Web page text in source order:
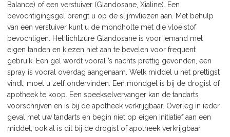
Balance) of een verstuiver (Glandosane, Xialine). Een
bevochtigingsgel brengt u op de slijmvliezen aan. Met behulp
van een verstuiver kunt u de mondholte met die vloeistof
bevochtigen. Het lichtzure Glandosane is voor iemand met
eigen tanden en kiezen niet aan te bevelen voor frequent
gebruik. Een gel wordt vooral ’s nachts prettig gevonden, een
spray is vooral overdag aangenaam. Welk middel u het prettigst
vindt, moet u zelf ondervinden. Een mondgel is bij de drogist of
apotheek te koop. Een speekselvervanger kan de tandarts
voorschrijven en is bij de apotheek verkrijgbaar. Overleg in ieder
geval met uw tandarts en begin niet op eigen initiatief aan een
middel, ook al is dit bij de drogist of apotheek verkrijgbaar.